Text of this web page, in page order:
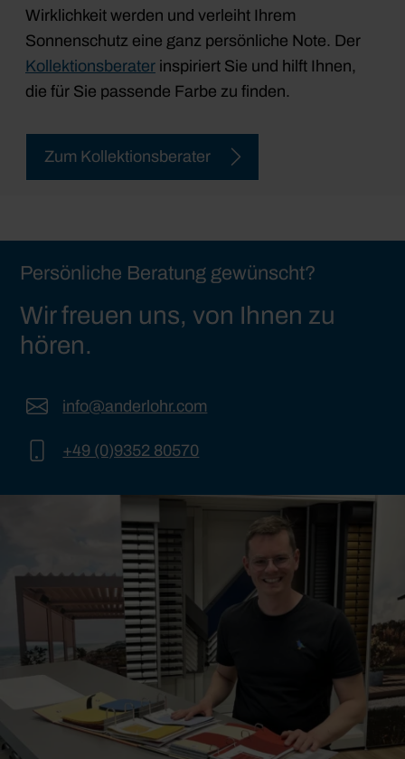
Wirklichkeit werden und verleiht Ihrem
Sonnenschutz eine ganz persönliche Note. Der
Kollektionsberater inspiriert Sie und hilft Ihnen,
die für Sie passende Farbe zu finden.
Zum Kollektionsberater
Persönliche Beratung gewünscht?
Wir freuen uns, von Ihnen zu
hören.
info@anderlohr.com
+49 (0)9352 80570